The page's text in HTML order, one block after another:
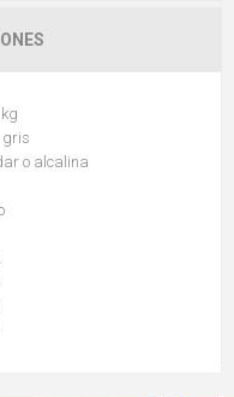
gris
o alcalina